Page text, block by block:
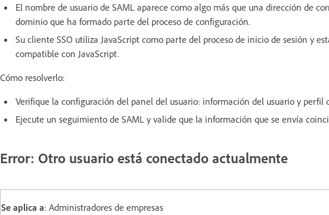
El nombre de usuario de SAML aparece como algo más que una dirección de
dominio que ha formado parte del proceso de configuración.
Su cliente SSO utiliza JavaScript como parte del proceso de inicio de sesión y
compatible con JavaScript.
Cómo resolverlo:
Verifique la configuración del panel del usuario: información del usuario y perfil
Ejecute un seguimiento de SAML y valide que la información que se envía
Error: Otro usuario está conectado actualmente
Se aplica a: Administradores de empresas